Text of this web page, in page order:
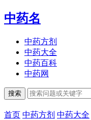
中药名
中药方剂
中药大全
中药百科
中药网
搜索
首页 中药方剂 中药大全